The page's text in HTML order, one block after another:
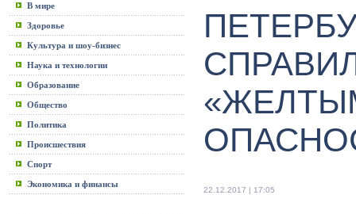
В мире
Здоровье
Культура и шоу-бизнес
Наука и технологии
Образование
Общество
Политика
Происшествия
Спорт
Экономика и финансы
22.12.2017 | 17:05